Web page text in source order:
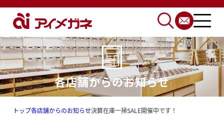
各店舗からのお知らせ
トップ各店舗からのお知らせ決算在庫一掃SALE開催中です！